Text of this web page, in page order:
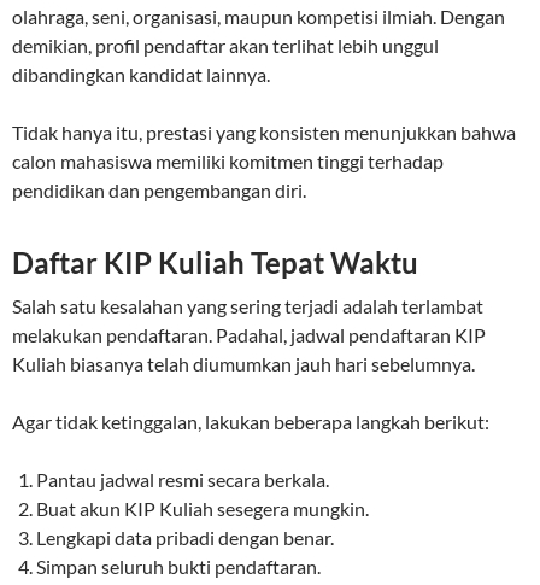
olahraga, seni, organisasi, maupun kompetisi ilmiah. Dengan
demikian, profil pendaftar akan terlihat lebih unggul
dibandingkan kandidat lainnya.
Tidak hanya itu, prestasi yang konsisten menunjukkan bahwa
calon mahasiswa memiliki komitmen tinggi terhadap
pendidikan dan pengembangan diri.
Daftar KIP Kuliah Tepat Waktu
Salah satu kesalahan yang sering terjadi adalah terlambat
melakukan pendaftaran. Padahal, jadwal pendaftaran KIP
Kuliah biasanya telah diumumkan jauh hari sebelumnya.
Agar tidak ketinggalan, lakukan beberapa langkah berikut:
Pantau jadwal resmi secara berkala.
Buat akun KIP Kuliah sesegera mungkin.
Lengkapi data pribadi dengan benar.
Simpan seluruh bukti pendaftaran.